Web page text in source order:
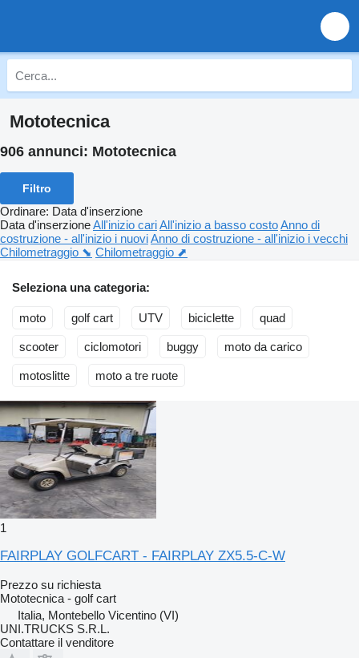
Mototecnica
906 annunci: Mototecnica
Filtro
Ordinare: Data d'inserzione
Data d'inserzioneAll'inizio cariAll'inizio a basso costoAnno di
costruzione - all'inizio i nuoviAnno di costruzione - all'inizio i vecchi
Chilometraggio ⬊ Chilometraggio ⬈
Seleziona una categoria:
moto golf cart UTV biciclette quad
scooter ciclomotori buggy moto da carico
motoslitte moto a tre ruote
1
FAIRPLAY GOLFCART - FAIRPLAY ZX5.5-C-W
Prezzo su richiesta
Mototecnica - golf cart
Italia, Montebello Vicentino (VI)
UNI.TRUCKS S.R.L.
Contattare il venditore